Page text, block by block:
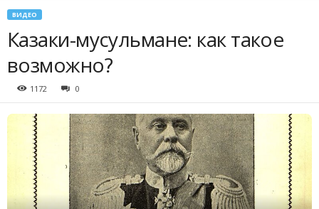
ВИДЕО
Казаки-мусульмане: как такое
возможно?
1172 0